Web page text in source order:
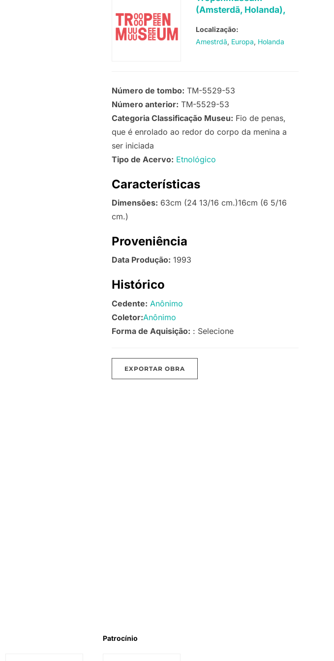
(Amsterdã, Holanda),
Localização:
Amestrdã Europa Holanda
Número de tombo: TM-5529-53
Número anterior: TM-5529-53
Categoria Classificação Museu: Fio de penas,
que é enrolado ao redor do corpo da menina a
ser iniciada
Tipo de Acervo: Etnológico
Características
Dimensões: 63cm (24 13/16 cm.)16cm (6 5/16
cm.)
Proveniência
Data Produção: 1993
Histórico
Cedente: Anônimo
Coletor:Anônimo
Forma de Aquisição: : Selecione
EXPORTAR OBRA
Patrocínio